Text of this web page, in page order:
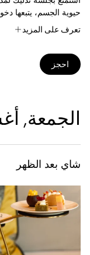
حيوية الجسم، يتبعها
تعرف على المزيد
احجز
الجمعة,
شاي بعد الظهر